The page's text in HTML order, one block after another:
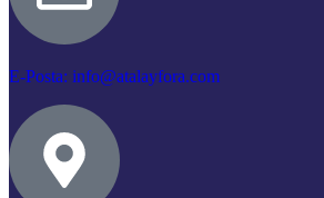
E-Posta: info@atalayfora.com